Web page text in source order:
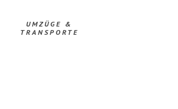
UMZÜGE &
TRANSPORTE